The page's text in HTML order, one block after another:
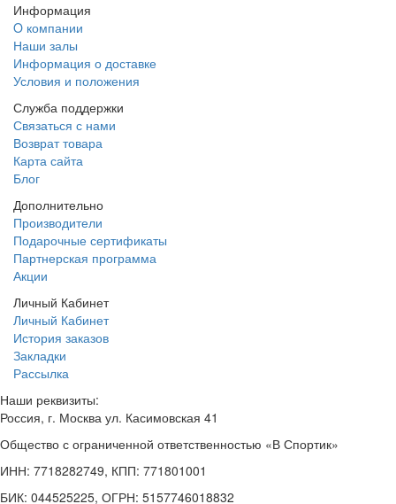
Информация
O компании
Наши залы
Информация о доставке
Условия и положения
Служба поддержки
Связаться с нами
Возврат товара
Карта сайта
Блог
Дополнительно
Производители
Подарочные сертификаты
Партнерская программа
Акции
Личный Кабинет
Личный Кабинет
История заказов
Закладки
Рассылка
Наши реквизиты:
Россия, г. Москва ул. Касимовская 41
Общество с ограниченной ответственностью «В Спортик»
ИНН: 7718282749, КПП: 771801001
БИК: 044525225, ОГРН: 5157746018832